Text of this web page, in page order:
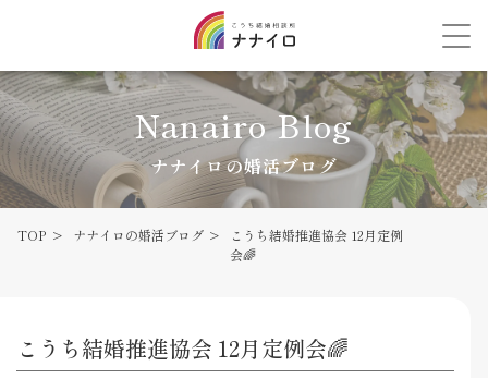
Nanairo Blog
ナナイロの婚活ブログ
TOP ナナイロの婚活ブログ
こうち結婚推進協会 12月定例
会🌈
こうち結婚推進協会 12月定例会🌈